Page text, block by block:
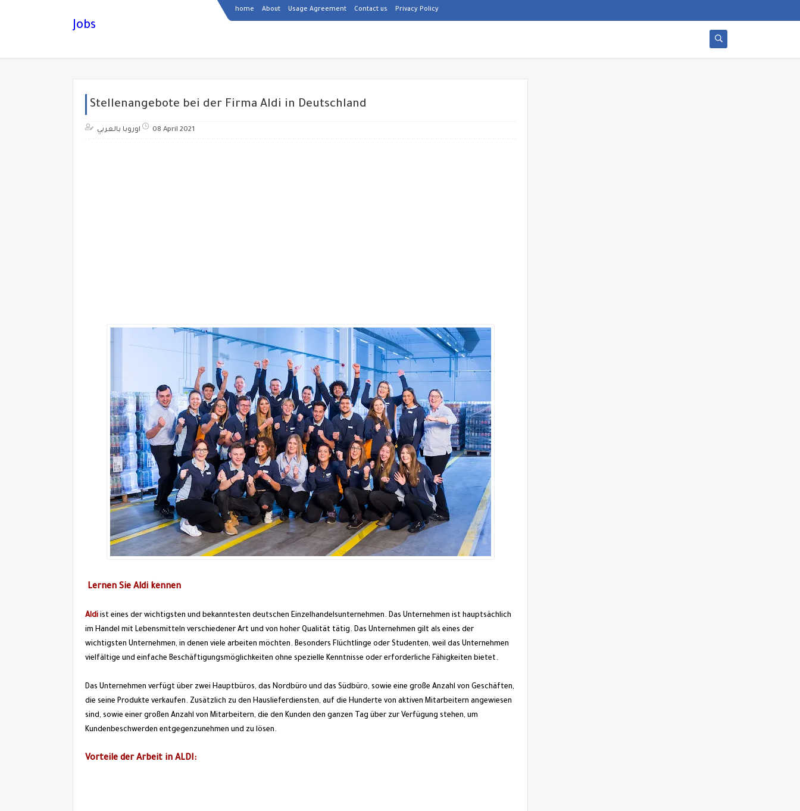
home About Usage Agreement Contact us Privacy Policy
Jobs
Stellenangebote bei der Firma Aldi in Deutschland
اوروبا بالعربي 08 April 2021
Lernen Sie Aldi kennen
Aldi ist eines der wichtigsten und bekanntesten deutschen Einzelhandelsunternehmen. Das Unternehmen ist hauptsächlich
im Handel mit Lebensmitteln verschiedener Art und von hoher Qualität tätig. Das Unternehmen gilt als eines der
wichtigsten Unternehmen, in denen viele arbeiten möchten. Besonders Flüchtlinge oder Studenten, weil das Unternehmen
vielfältige und einfache Beschäftigungsmöglichkeiten ohne spezielle Kenntnisse oder erforderliche Fähigkeiten bietet.
Das Unternehmen verfügt über zwei Hauptbüros, das Nordbüro und das Südbüro, sowie eine große Anzahl von Geschäften,
die seine Produkte verkaufen. Zusätzlich zu den Hauslieferdiensten, auf die Hunderte von aktiven Mitarbeitern angewiesen
sind, sowie einer großen Anzahl von Mitarbeitern, die den Kunden den ganzen Tag über zur Verfügung stehen, um
Kundenbeschwerden entgegenzunehmen und zu lösen.
Vorteile der Arbeit in ALDI: